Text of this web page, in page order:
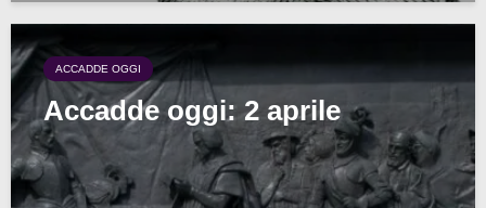
ACCADDE OGGI
Accadde oggi: 2 aprile